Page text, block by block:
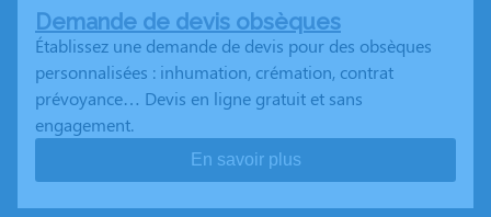
Demande de devis obsèques
Établissez une demande de devis pour des obsèques
personnalisées : inhumation, crémation, contrat
prévoyance… Devis en ligne gratuit et sans
engagement.
En savoir plus